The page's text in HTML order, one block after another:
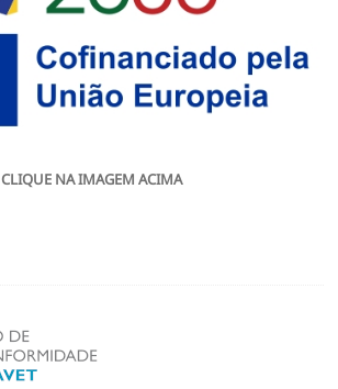
CLIQUE NA IMAGEM ACIMA